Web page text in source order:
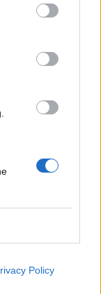
Policy
σύνδεσή
η
να
βοηθούν στην
με την
ή αν
πριν την
επιτελεί
φορητής
δεδομένων
για την